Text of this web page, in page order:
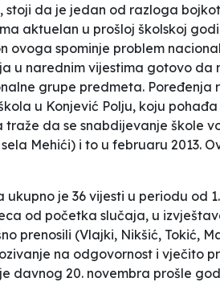
stoji da je jedan od razloga
aktuelan u prošloj školskoj
ovoga spominje problem
u narednim vijestima gotovo da
grupe predmeta. Poređenja
u Konjević Polju, koju
traže da se snabdijevanje škole
Mehići) i to u februaru 2013.
je 36 vijesti u periodu od
od početka slučaja, u
prenosili (Vlajki, Nikšić, Tokić,
na odgovornost i vječito
davnog 20. novembra prošle